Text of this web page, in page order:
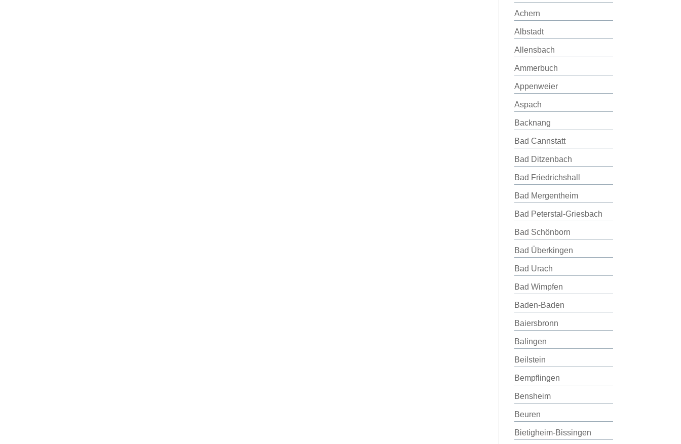
Achern
Albstadt
Allensbach
Ammerbuch
Appenweier
Aspach
Backnang
Bad Cannstatt
Bad Ditzenbach
Bad Friedrichshall
Bad Mergentheim
Bad Peterstal-Griesbach
Bad Schönborn
Bad Überkingen
Bad Urach
Bad Wimpfen
Baden-Baden
Baiersbronn
Balingen
Beilstein
Bempflingen
Bensheim
Beuren
Bietigheim-Bissingen